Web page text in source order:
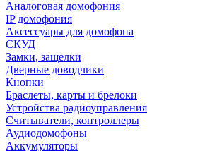
Аналоговая домофония
IP домофония
Аксессуары для домофона
СКУД
Замки, защелки
Дверные доводчики
Кнопки
Браслеты, карты и брелоки
Устройства радиоуправления
Считыватели, контроллеры
Аудиодомофоны
Аккумуляторы